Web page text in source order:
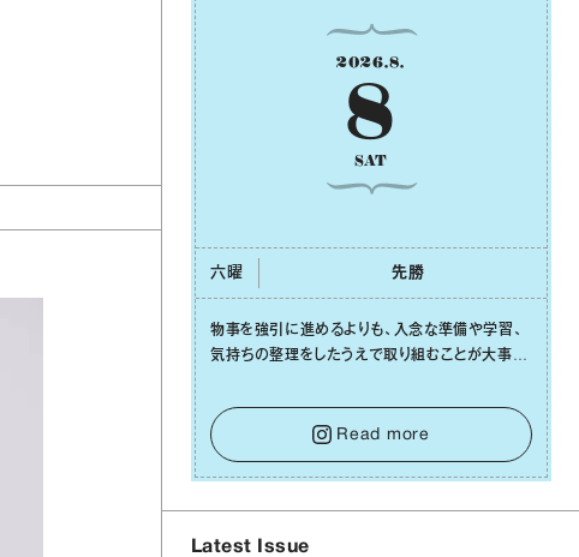
2026.8.
8
SAT
六曜 先勝
物事を強引に進めるよりも、⼊念な準備や学習、
気持ちの整理をしたうえで取り組むことが⼤事な
も焦らないで。意思を伝える⼯夫をしたり、あなた
⾃⾝や疲れていそうな⼈をいたわることに時間を
使いましょう。ここでしっかりとエネルギーを蓄
え、困難を乗り越える⼒に変えましょう。
Read more
Latest Issue